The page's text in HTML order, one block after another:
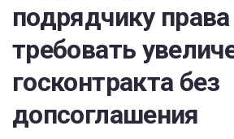
подрядчику права
требовать
госконтракта без
допсоглашения